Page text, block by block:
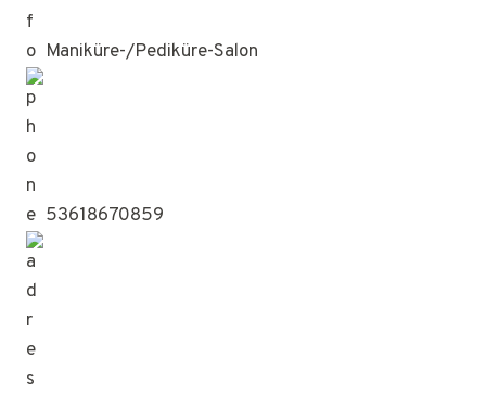
Maniküre-/Pediküre-Salon
53618670859